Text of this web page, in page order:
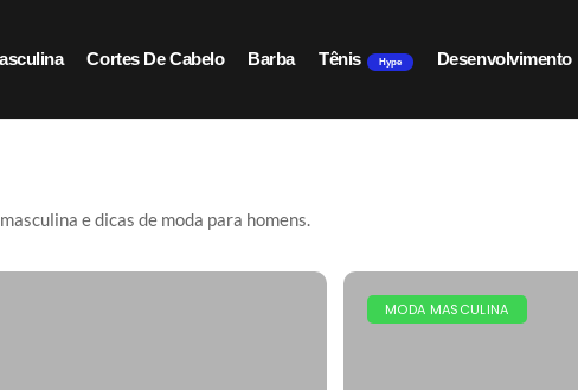
Cortes De Cabelo Barba Tênis Hype Desenvolvimento
e dicas de moda para homens.
MODA MASCULINA